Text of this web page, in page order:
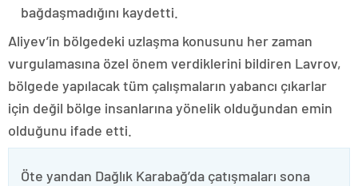
bağdaşmadığını kaydetti.
Aliyev’in bölgedeki uzlaşma konusunu her zaman
vurgulamasına özel önem verdiklerini bildiren Lavrov,
bölgede yapılacak tüm çalışmaların yabancı çıkarlar
için değil bölge insanlarına yönelik olduğundan emin
olduğunu ifade etti.
Öte yandan Dağlık Karabağ’da çatışmaları sona